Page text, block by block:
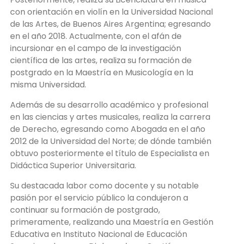
con orientación en violín en la Universidad Nacional
de las Artes, de Buenos Aires Argentina; egresando
en el año 2018. Actualmente, con el afán de
incursionar en el campo de la investigación
científica de las artes, realiza su formación de
postgrado en la Maestría en Musicología en la
misma Universidad.
Además de su desarrollo académico y profesional
en las ciencias y artes musicales, realiza la carrera
de Derecho, egresando como Abogada en el año
2012 de la Universidad del Norte; de dónde también
obtuvo posteriormente el título de Especialista en
Didáctica Superior Universitaria.
Su destacada labor como docente y su notable
pasión por el servicio público la condujeron a
continuar su formación de postgrado,
primeramente, realizando una Maestría en Gestión
Educativa en Instituto Nacional de Educación